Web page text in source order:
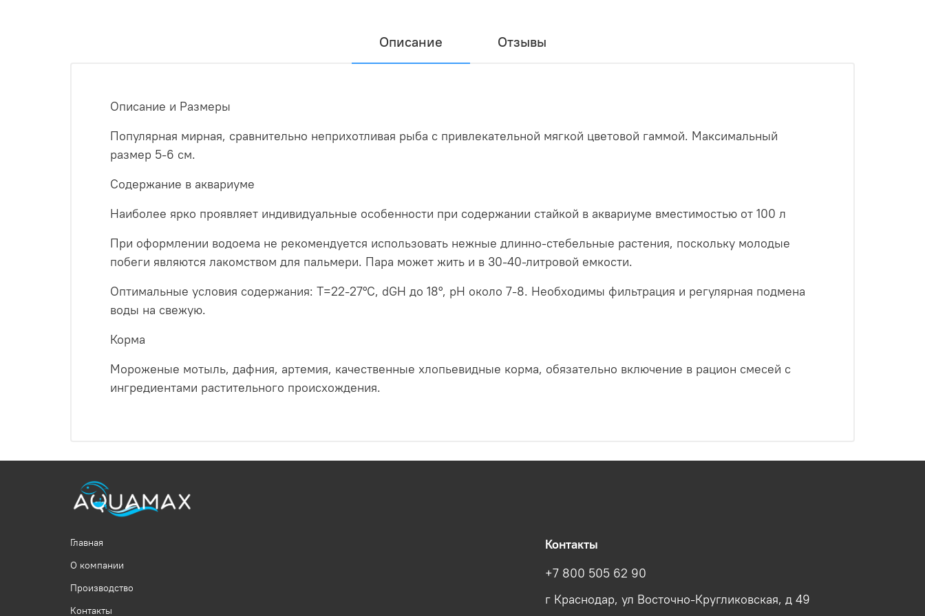
Описание Отзывы
Описание и Размеры
Популярная мирная, сравнительно неприхотливая рыба с привлекательной мягкой цветовой гаммой. Максимальный
размер 5-6 см.
Содержание в аквариуме
Наиболее ярко проявляет индивидуальные особенности при содержании стайкой в аквариуме вместимостью от 100 л
При оформлении водоема не рекомендуется использовать нежные длинно-стебельные растения, поскольку молодые
побеги являются лакомством для пальмери. Пара может жить и в 30-40-литровой емкости.
Оптимальные условия содержания: Т=22-27°С, dGH до 18°, рН около 7-8. Необходимы фильтрация и регулярная подмена
воды на свежую.
Корма
Мороженые мотыль, дафния, артемия, качественные хлопьевидные корма, обязательно включение в рацион смесей с
ингредиентами растительного происхождения.
Главная
О компании
Производство
Контакты
Контакты
+7 800 505 62 90
г Краснодар, ул Восточно-Кругликовская, д 49